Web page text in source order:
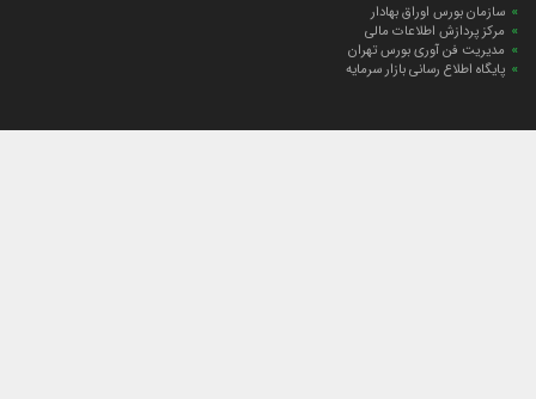
سازمان بورس اوراق بهادار
مرکز پردازش اطلاعات مالی
مدیریت فن آوری بورس تهران
پایگاه اطلاع رسانی بازار سرمایه
ارتباط با صندوق